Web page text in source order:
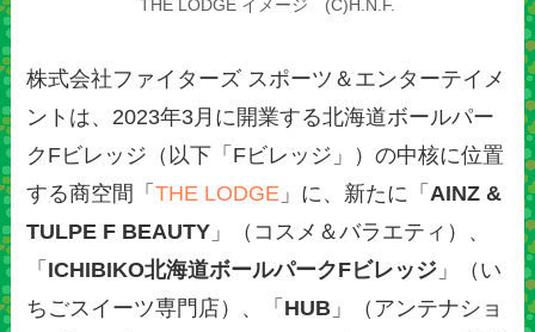
THE LODGE イメージ (C)H.N.F.
株式会社ファイターズ スポーツ＆エンターテイメ
ントは、2023年3月に開業する北海道ボールパー
クFビレッジ（以下「Fビレッジ」）の中核に位置
する商空間「THE LODGE 」に、新たに「 AINZ &
TULPE F BEAUTY 」（コスメ＆バラエティ）、
「 ICHIBIKO北海道ボールパークFビレッジ 」（い
ちごスイーツ専門店）、「 HUB 」（アンテナショ